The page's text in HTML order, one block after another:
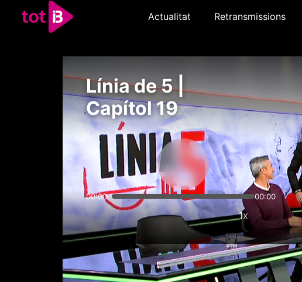
Actualitat Retransmissions
Línia de 5 |
Capítol 19
00:00 00:00
1x